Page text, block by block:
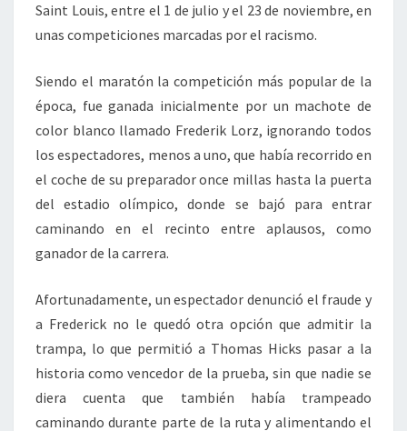
Saint Louis, entre el 1 de julio y el 23 de noviembre, en
unas competiciones marcadas por el racismo.
Siendo el maratón la competición más popular de la
época, fue ganada inicialmente por un machote de
color blanco llamado Frederik Lorz, ignorando todos
los espectadores, menos a uno, que había recorrido en
el coche de su preparador once millas hasta la puerta
del estadio olímpico, donde se bajó para entrar
caminando en el recinto entre aplausos, como
ganador de la carrera.
Afortunadamente, un espectador denunció el fraude y
a Frederick no le quedó otra opción que admitir la
trampa, lo que permitió a Thomas Hicks pasar a la
historia como vencedor de la prueba, sin que nadie se
diera cuenta que también había trampeado
caminando durante parte de la ruta y alimentando el